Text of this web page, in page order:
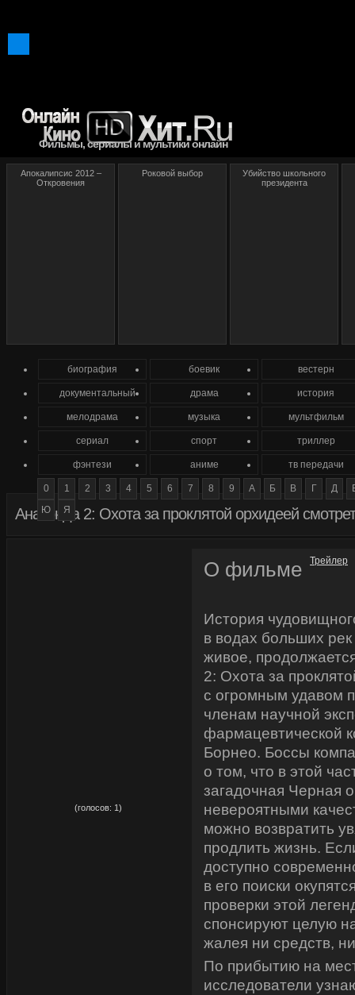
Фильмы, сериалы и мультики онлайн
Анаконда 2: Охота за проклятой орхидеей
О фильме
История
в водах больших
живое,
2: Охота за
с огромным удавом
членам научной
фармацевтической
Борнео. Боссы
о том, что в этой
загадочная Черная
невероятными
можно возвратить
продлить жизнь.
доступно
в его поиски
проверки этой
спонсируют целую
жалея ни средств,
По прибытию на
исследователи
(голосов: 1)
Трейлер
биография боевик вестерн
документальный драма история
мелодрама музыка мультфильм
сериал спорт триллер
фэнтези аниме тв передачи
0 1 2 3 4 5 6 7 8 9 А Б В Г Д
Ю
Я
Апокалипсис 2012 –
Откровения
Роковой выбор
Убийство школьного
президента